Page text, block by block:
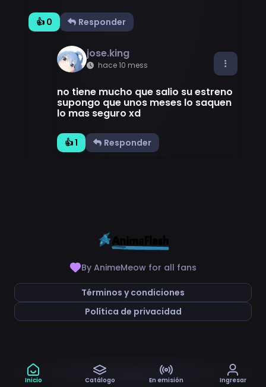
👍 0 Responder
jose.king
hace 10 mess
no tiene mucho que salio su estreno
supongo que unos meses lo saquen
lo mas seguro xd
👍 1 Responder
By AnimeMeow for all fans
Términos y condiciones
Política de privacidad
Inicio Catálogo En emisión Ingresar